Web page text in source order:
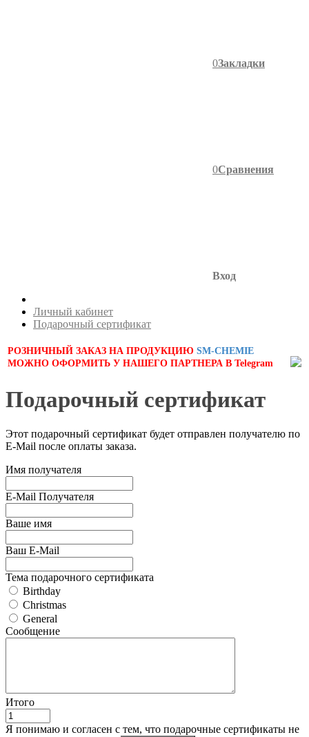
0Закладки
0Сравнения
Вход
Личный кабинет
Подарочный сертификат
РОЗНИЧНЫЙ ЗАКАЗ НА ПРОДУКЦИЮ SM-CHEMIE
МОЖНО ОФОРМИТЬ У НАШЕГО ПАРТНЕРА В Telegram
Подарочный сертификат
Этот подарочный сертификат будет отправлен получателю по
E-Mail после оплаты заказа.
Имя получателя
E-Mail Получателя
Ваше имя
Ваш E-Mail
Тема подарочного сертификата
Birthday
Christmas
General
Сообщение
Итого
Я понимаю и согласен с тем, что подарочные сертификаты не